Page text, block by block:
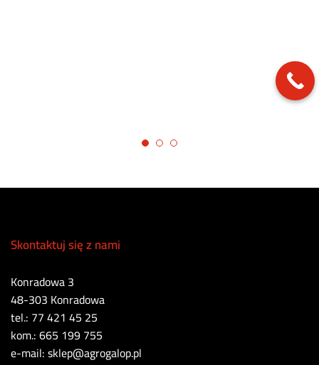
Skontaktuj się z nami
Konradowa 3
48-303 Konradowa
tel.: 77 421 45 25
kom.: 665 199 755
e-mail: sklep@agrogalop.pl